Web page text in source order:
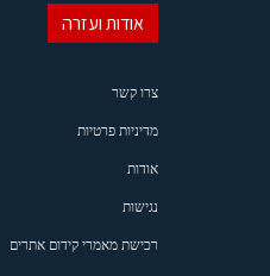
אודות ועזרה
צרו קשר
מדיניות פרטיות
אודות
נגישות
רכישת מאמרי קידום אתרים